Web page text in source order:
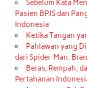
Sebelum Kata
Pasien BPJS dan
Indonesia
Ketika Tangan
Pahlawan yang
dari Spider-Man:
Beras, Rempah,
Pertahanan